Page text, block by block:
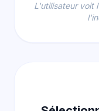
L'utilisateur voit